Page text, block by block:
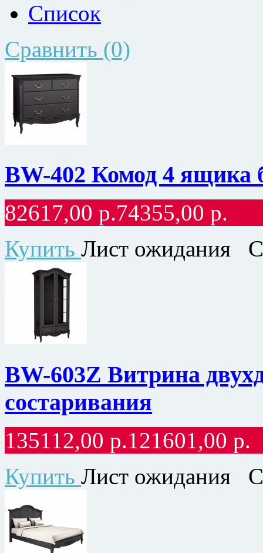
Список
Сравнить (0)
BW-402 Комод 4 ящика
82617,00 р.74355,00 р.
Купить Лист ожидания
BW-603Z Витрина
состаривания
135112,00 р.121601,00 р.
Купить Лист ожидания